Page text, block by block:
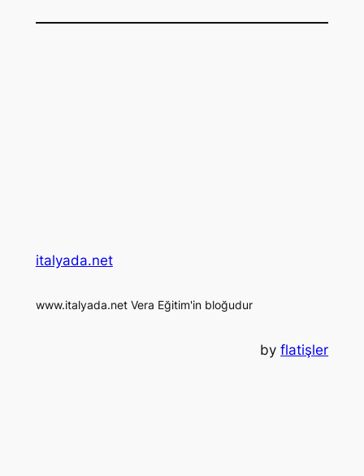
italyada.net
www.italyada.net Vera Eğitim'in bloğudur
byflatişler